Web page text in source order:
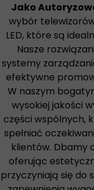
Jako
wybór
LED, które są
Nasze
systemy
efektywne
W naszym
wysokiej jakości
części wspólnych,
spełniać
klientów. Dbamy
oferując
przyczyniają się do